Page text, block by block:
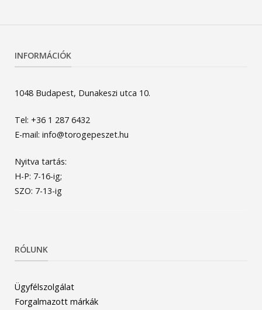
INFORMÁCIÓK
1048 Budapest, Dunakeszi utca 10.
Tel: +36 1 287 6432
E-mail: info@torogepeszet.hu
Nyitva tartás:
H-P: 7-16-ig;
SZO: 7-13-ig
RÓLUNK
Ügyfélszolgálat
Forgalmazott márkák